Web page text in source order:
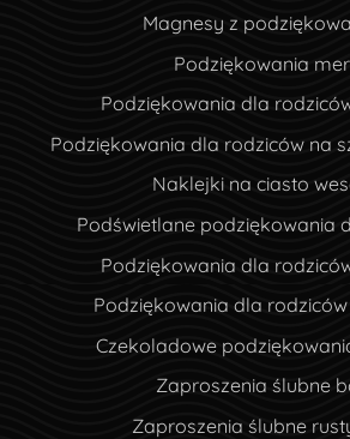
Magnesy z
Podziękowania
Podziękowania dla
Podziękowania dla rodziców na
Naklejki na ciasto
Podświetlane podziękowania
Podziękowania dla
Podziękowania dla rodziców
Czekoladowe
Zaproszenia ślubne
Zaproszenia ślubne